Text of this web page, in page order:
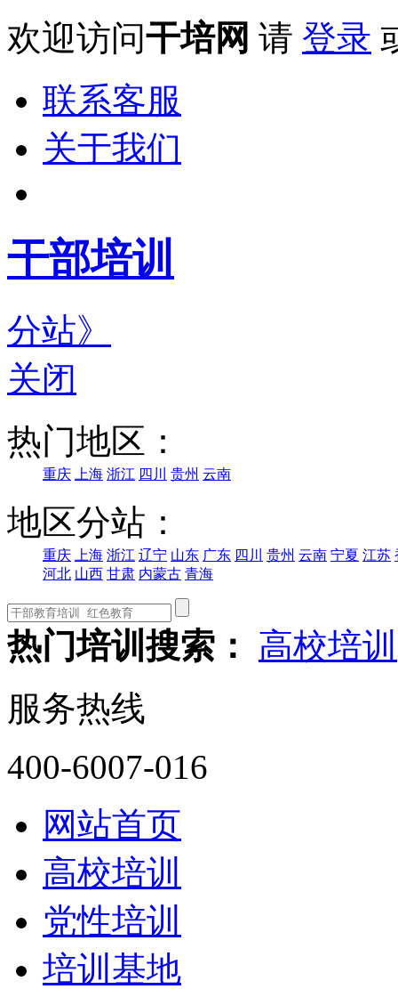
欢迎访问干培网 请 登录
联系客服
关于我们
干部培训
分站》
关闭
热门地区：
重庆 上海 浙江 四川 贵州 云南
地区分站：
重庆 上海 浙江 辽宁 山东 广东 四川 贵州 云南 宁夏 江苏
河北 山西 甘肃 内蒙古 青海
热门培训搜索：
高校培训
服务热线
400-6007-016
网站首页
高校培训
党性培训
培训基地